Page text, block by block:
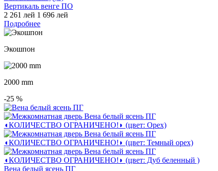
Вертикаль венге ПО
2 261 лей 1 696 лей
Подробнее
Экошпон
2000 mm
-25 %
Вена белый ясень ПГ